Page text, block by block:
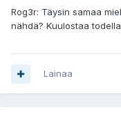
Rog3r: Täysin samaa
nähdä? Kuulostaa
Lainaa